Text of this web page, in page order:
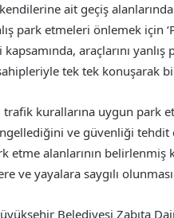
ait geçiş
park etmeleri önlemek için
kapsamında, araçlarını
tek tek konuşarak
kurallarına uygun park
ve güvenliği tehdit
etme alanlarının
ve yayalara saygılı
Belediyesi Zabıta